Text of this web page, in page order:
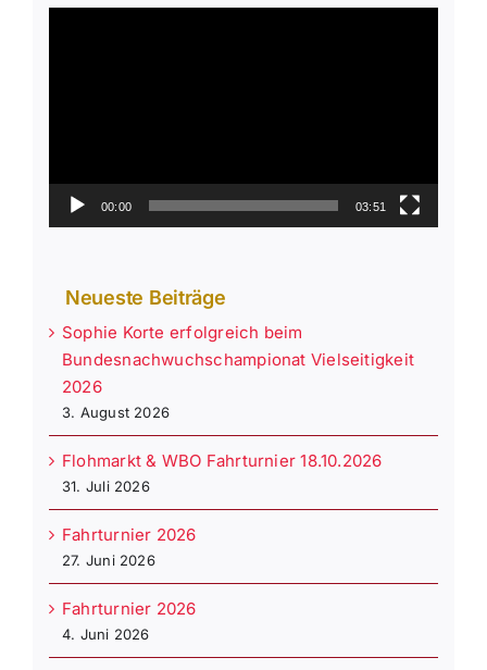
00:00 03:51
Neueste Beiträge
Sophie Korte erfolgreich beim
Bundesnachwuchschampionat Vielseitigkeit
2026
3. August 2026
Flohmarkt & WBO Fahrturnier 18.10.2026
31. Juli 2026
Fahrturnier 2026
27. Juni 2026
Fahrturnier 2026
4. Juni 2026